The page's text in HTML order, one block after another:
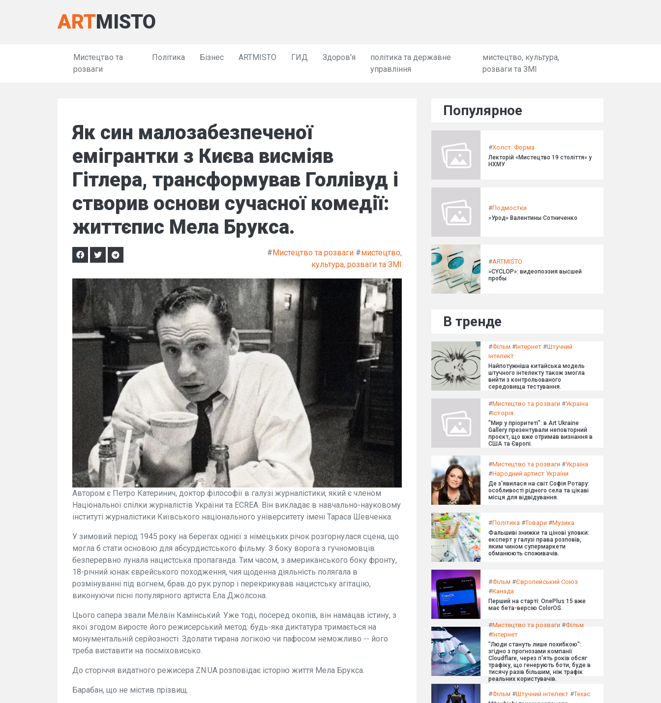
ARTMISTO
Мистецтво та
розваги
Політика Бізнес ARTMISTO ГИД Здоров'я
політика та державне
управління
мистецтво, культура,
розваги та ЗМІ
Як син малозабезпеченої
емігрантки з Києва висміяв
Гітлера, трансформував Голлівуд і
створив основи сучасної комедії:
життєпис Мела Брукса.
#Мистецтво та розваги #мистецтво,
культура, розваги та ЗМІ
Автором є Петро Катеринич, доктор філософії в галузі журналістики, який є членом
Національної спілки журналістів України та ECREA. Він викладає в навчально-науковому
інституті журналістики Київського національного університету імені Тараса Шевченка.
У зимовий період 1945 року на берегах однієї з німецьких річок розгорнулася сцена, що
могла б стати основою для абсурдистського фільму. З боку ворога з гучномовців
безперервно лунала нацистська пропаганда. Тим часом, з американського боку фронту,
18-річний юнак єврейського походження, чия щоденна діяльність полягала в
розмінуванні під вогнем, брав до рук рупор і перекрикував нацистську агітацію,
виконуючи пісні популярного артиста Ела Джолсона.
Цього сапера звали Мелвін Камінський. Уже тоді, посеред окопів, він намацав істину, з
якої згодом виросте його режисерський метод: будь-яка диктатура тримається на
монументальній серйозності. Здолати тирана логікою чи пафосом неможливо -- його
треба виставити на посміховисько.
До сторіччя видатного режисера ZN.UA розповідає історію життя Мела Брукса.
Барабан, що не містив прізвищ.
Популярное
#Холст. Форма
Лекторій «Мистецтво 19 століття» у
НХМУ
#Подмостки
»Урод» Валентины Сотниченко
#ARTMISTO
»CYCLOP»: видеопоэзия высшей
пробы
В тренде
#Фільм #Інтернет #Штучний
інтелект
Найпотужніша китайська модель
штучного інтелекту також змогла
вийти з контрольованого
середовища тестування.
#Мистецтво та розваги #Україна
#Історія
"Мир у пріоритеті": в Art Ukraine
Gallery презентували неповторний
проєкт, що вже отримав визнання в
США та Європі.
#Мистецтво та розваги #Україна
#Народний артист України
Де з'явилася на світ Софія Ротару:
особливості рідного села та цікаві
місця для відвідування.
#Політика #Товари #Музика
Фальшиві знижки та цінові уловки:
експерт у галузі права розповів,
яким чином супермаркети
обманюють споживачів.
#Фільм #Європейський Союз
#Канада
Перший на старті: OnePlus 15 вже
має бета-версію ColorOS.
#Мистецтво та розваги #Фільм
#Інтернет
"Люди стануть лише похибкою":
згідно з прогнозами компанії
Cloudflare, через п'ять років обсяг
трафіку, що генерують боти, буде в
тисячу разів більшим, ніж трафік
реальних користувачів.
#Фільм #Штучний інтелект #Техас